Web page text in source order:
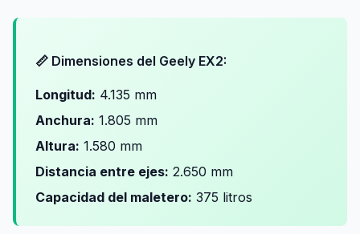
📏 Dimensiones del Geely EX2:
Longitud: 4.135 mm
Anchura: 1.805 mm
Altura: 1.580 mm
Distancia entre ejes: 2.650 mm
Capacidad del maletero: 375 litros